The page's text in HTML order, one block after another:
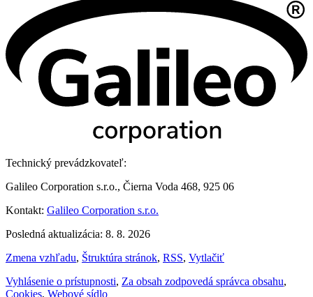
Technický prevádzkovateľ:
Galileo Corporation s.r.o., Čierna Voda 468, 925 06
Kontakt: Galileo Corporation s.r.o.
Posledná aktualizácia: 8. 8. 2026
Zmena vzhľadu, Štruktúra stránok, RSS, Vytlačiť
Vyhlásenie o prístupnosti, Za obsah zodpovedá správca obsahu,
Cookies, Webové sídlo